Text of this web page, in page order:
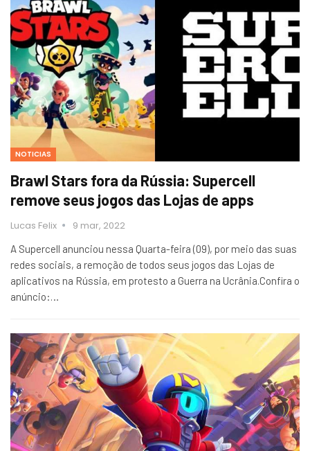
NOTICIAS
Brawl Stars fora da Rússia: Supercell
remove seus jogos das Lojas de apps
Lucas Felix 9 mar, 2022
A Supercell anunciou nessa Quarta-feira (09), por meio das suas
redes sociais, a remoção de todos seus jogos das Lojas de
aplicativos na Rússia, em protesto a Guerra na Ucrânia.Confira o
anúncio:…